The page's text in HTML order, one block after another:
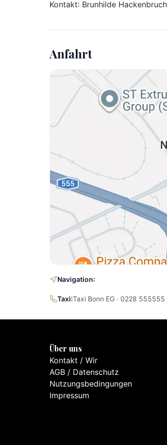
Anfahrt
Navigation:
Taxi:Taxi Bonn EG · 0228 555555
Über uns
Kontakt / Wir
AGB / Datenschutz
Nutzungsbedingungen
Impressum